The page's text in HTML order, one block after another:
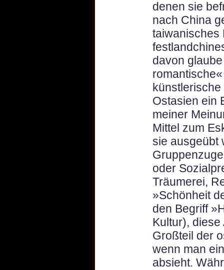
denen sie
nach China
taiwanisches
davon
Ostasien ein
meiner
Mittel zum
sie ausgeübt
oder
Träumerei,
»Schönheit
den Begriff
Kultur),
Großteil der
wenn man
absieht.